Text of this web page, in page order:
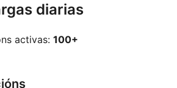
diarias
activas: 100+